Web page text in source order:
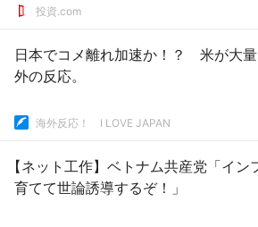
投資.com
日本でコメ離れ加速か！？ 米が大
外の反応。
海外反応！ I LOVE JAPAN
【ネット工作】ベトナム共産党「イ
育てて世論誘導するぞ！」